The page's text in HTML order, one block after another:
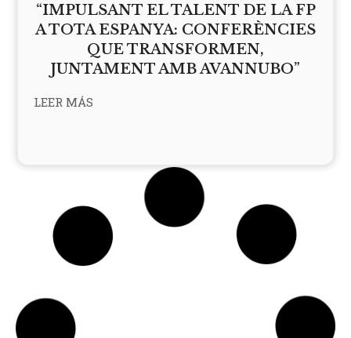
“IMPULSANT EL TALENT DE LA FP
A TOTA ESPANYA: CONFERÈNCIES
QUE TRANSFORMEN,
JUNTAMENT AMB AVANNUBO”
LEER MÁS